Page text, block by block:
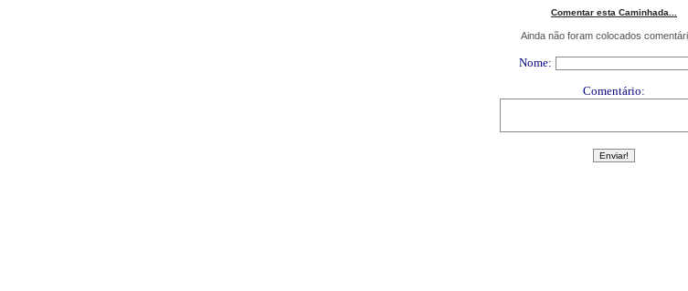
Comentar esta Caminhada...
Ainda não foram colocados
Nome:
Comentário: